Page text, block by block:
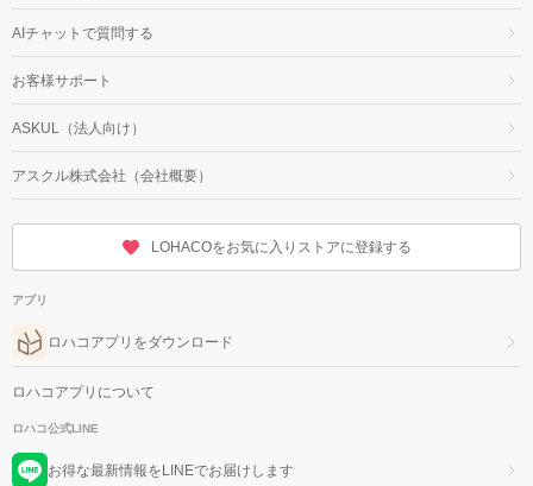
AIチャットで質問する
お客様サポート
ASKUL（法人向け）
アスクル株式会社（会社概要）
LOHACOをお気に入りストアに登録する
アプリ
ロハコアプリをダウンロード
ロハコアプリについて
ロハコ公式LINE
お得な最新情報をLINEでお届けします